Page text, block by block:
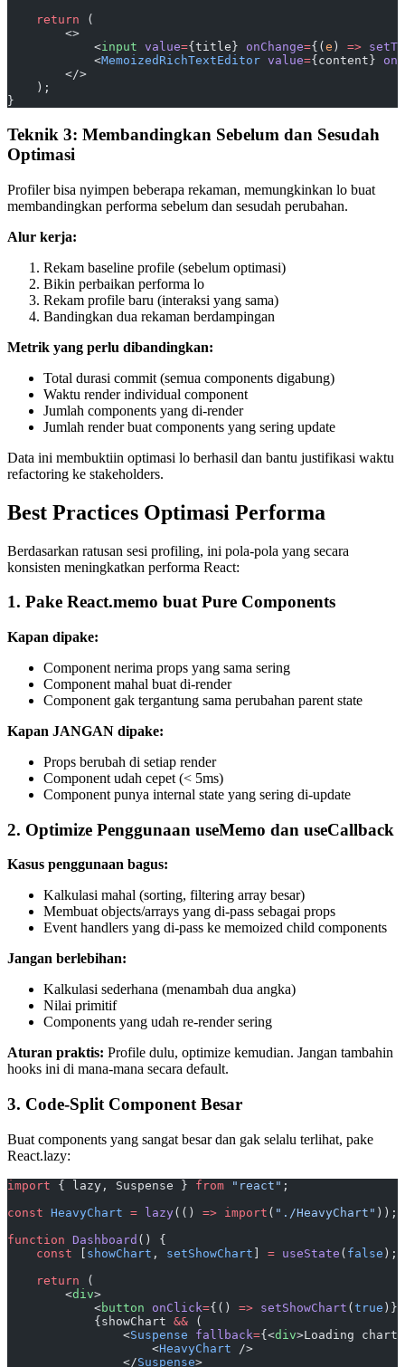
    return
(
        <>
            <
input value={title} onChange={( e ) =>
            <
MemoizedRichTextEditor value={content}
        </>
    );
}
Teknik 3: Membandingkan Sebelum dan Sesudah
Optimasi
Profiler bisa nyimpen beberapa rekaman, memungkinkan lo buat
membandingkan performa sebelum dan sesudah perubahan.
Alur kerja:
Rekam baseline profile (sebelum optimasi)
Bikin perbaikan performa lo
Rekam profile baru (interaksi yang sama)
Bandingkan dua rekaman berdampingan
Metrik yang perlu dibandingkan:
Total durasi commit (semua components digabung)
Waktu render individual component
Jumlah components yang di-render
Jumlah render buat components yang sering update
Data ini membuktiin optimasi lo berhasil dan bantu justifikasi waktu
refactoring ke stakeholders.
Best Practices Optimasi Performa
Berdasarkan ratusan sesi profiling, ini pola-pola yang secara
konsisten meningkatkan performa React:
1. Pake React.memo buat Pure Components
Kapan dipake:
Component nerima props yang sama sering
Component mahal buat di-render
Component gak tergantung sama perubahan parent state
Kapan JANGAN dipake:
Props berubah di setiap render
Component udah cepet (< 5ms)
Component punya internal state yang sering di-update
2. Optimize Penggunaan useMemo dan useCallback
Kasus penggunaan bagus:
Kalkulasi mahal (sorting, filtering array besar)
Membuat objects/arrays yang di-pass sebagai props
Event handlers yang di-pass ke memoized child components
Jangan berlebihan:
Kalkulasi sederhana (menambah dua angka)
Nilai primitif
Components yang udah re-render sering
Aturan praktis: Profile dulu, optimize kemudian. Jangan tambahin
hooks ini di mana-mana secara default.
3. Code-Split Component Besar
Buat components yang sangat besar dan gak selalu terlihat, pake
React.lazy:
import { lazy, Suspense } from "react" ;
const HeavyChart = lazy(() => import ( "./HeavyChart" ));
function Dashboard () {
    const
showChart , setShowChart = useState ( false );
    return
(
        <
div>
            <
button onClick={() => setShowChart ( true
            {showChart
&& (
                <
Suspense fallback={<div>Loading
                    <
HeavyChart />
                </
Suspense>